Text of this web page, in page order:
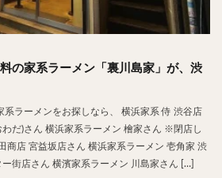
の家系ラーメン「裏川島家」が、渋
系ラーメンをお探しなら、 横浜家系 侍 渋谷店
わだ)さん 横浜家系ラーメン 檜家さん ※閉店し
商店 宮益坂店さん 横浜家系ラーメン 壱角家 渋
街店さん 横濱家系ラーメン 川島家さん […]